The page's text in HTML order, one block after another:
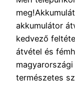
akkumulátor
kedvező
átvétel és
természetes